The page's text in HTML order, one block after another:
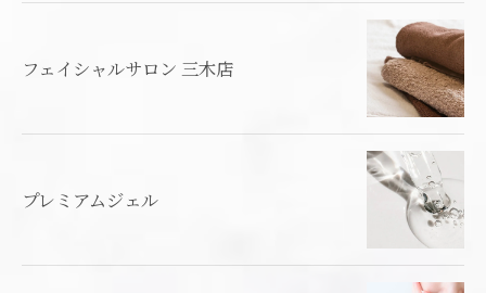
フェイシャルサロン 三木店
プレミアムジェル